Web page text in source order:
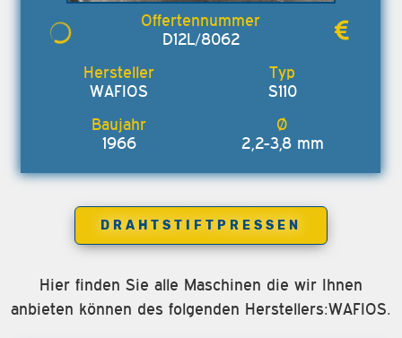
D12L/8062
WAFIOS S110
1966 2,2-3,8 mm
DRAHTSTIFTPRESSEN
Hier finden Sie alle Maschinen die wir Ihnen
anbieten können des folgenden Herstellers:WAFIOS.